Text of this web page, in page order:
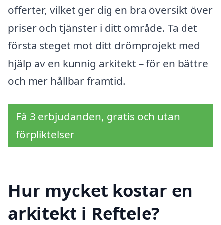
offerter, vilket ger dig en bra översikt över
priser och tjänster i ditt område. Ta det
första steget mot ditt drömprojekt med
hjälp av en kunnig arkitekt – för en bättre
och mer hållbar framtid.
Få 3 erbjudanden, gratis och utan
förpliktelser
Hur mycket kostar en
arkitekt i Reftele?